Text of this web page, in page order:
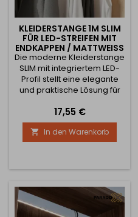
KLEIDERSTANGE 1M SLIM
FÜR LED-STREIFEN MIT
ENDKAPPEN / MATTWEISS
Die moderne Kleiderstange
SLIM mit integriertem LED-
Profil stellt eine elegante
und praktische Lösung für
Einbauschränke und
Aufbewahrungsräume dar.
Sie kombiniert die Funktion
einer klassischen
Möglichkeit, einen LED-
wodurch ein bequemes
Aufhängen der Kleidung
sowie eine effektive...
Preis
17,55 €
 In den Warenkorb